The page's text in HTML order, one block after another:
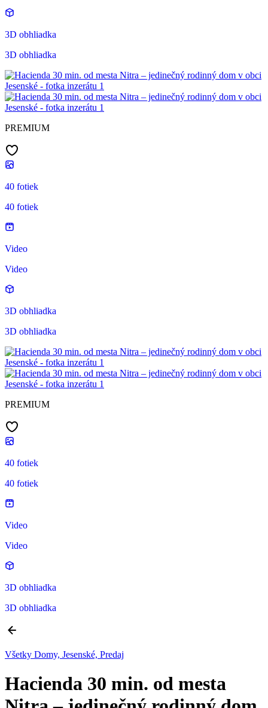
3D obhliadka
3D obhliadka
PREMIUM
40 fotiek
40 fotiek
Video
Video
3D obhliadka
3D obhliadka
PREMIUM
40 fotiek
40 fotiek
Video
Video
3D obhliadka
3D obhliadka
Všetky Domy, Jesenské, Predaj
Hacienda 30 min. od mesta